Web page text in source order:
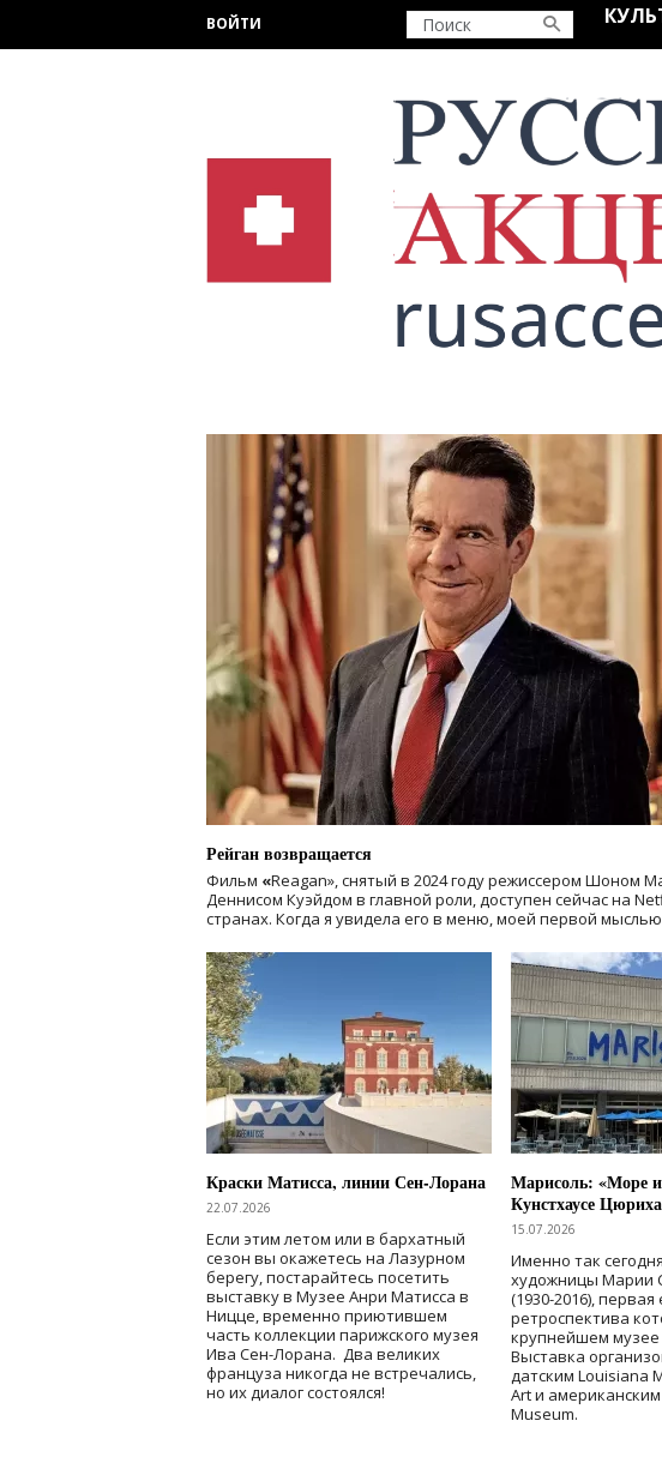
ВОЙТИ
Рейган возвращается
Фильм «Reagan», снятый в 2024 годурежиссером Шоном
Деннисом Куэйдом в главной роли, доступен сейчас на
странах. Когда я увидела его в меню, моей первой
Краски Матисса, линии Сен-Лорана
22.07.2026
Если этим летом или в бархатный
сезон вы окажетесь на Лазурном
берегу, постарайтесь посетить
выставку в Музее Анри Матисса в
Ницце, временно приютившем
часть коллекции парижского музея
Ива Сен-Лорана. Два великих
француза никогда не встречались,
но их диалог состоялся!
Марисоль: «Море и
Кунстхаусе Цюриха
15.07.2026
Именно так
художницы Марии
(1930-2016),
ретроспектива
крупнейшем
Выставка
датским Louisiana
Art и
Museum.